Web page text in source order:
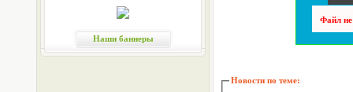
Наши баннеры
Файл не
Новости по теме: